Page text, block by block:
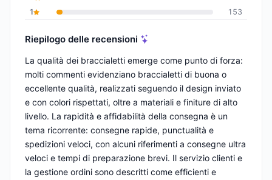
1
153
Riepilogo delle recensioni
La qualità dei braccialetti emerge come punto di forza:
molti commenti evidenziano braccialetti di buona o
eccellente qualità, realizzati seguendo il design inviato
e con colori rispettati, oltre a materiali e finiture di alto
livello. La rapidità e affidabilità della consegna è un
tema ricorrente: consegne rapide, punctualità e
spedizioni veloci, con alcuni riferimenti a consegne ultra
veloci e tempi di preparazione brevi. Il servizio clienti e
la gestione ordini sono descritti come efficienti e